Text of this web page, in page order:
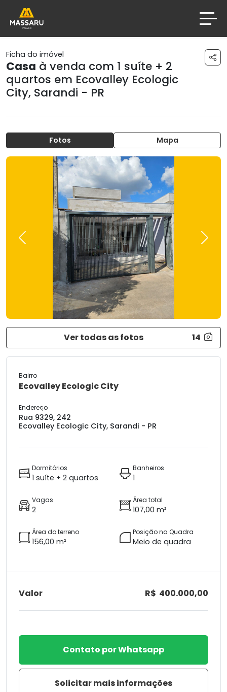
Ficha do imóvel
Casa à venda com 1 suíte + 2
quartos em Ecovalley Ecologic
City, Sarandi - PR
Fotos Mapa
Previous Next
Ver todas as fotos 14
Bairro
Ecovalley Ecologic City
Endereço
Rua 9329, 242
Ecovalley Ecologic City, Sarandi - PR
Dormitórios
1 suíte + 2 quartos
Banheiros
1
Vagas
2
Área total
107,00 m²
Área do terreno
156,00 m²
Posição na Quadra
Meio de quadra
Valor R$ 400.000,00
Contato por Whatsapp
Solicitar mais informações